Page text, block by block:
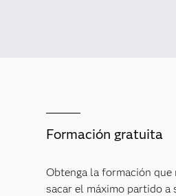
Formación gratuita
Obtenga la formación que
sacar el máximo partido a